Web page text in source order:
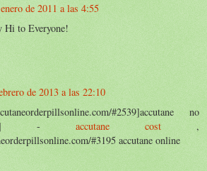
de 2011 a las 4:55
Hi to Everyone!
de 2013 a las 22:10
#2539]accutane no
url] - accutane cost ,
#3195 accutane online